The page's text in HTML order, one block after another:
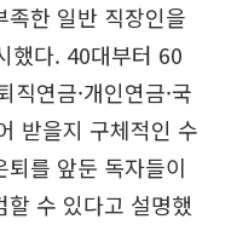
한 일반 직장인을
했다. 40대부터 60
연금·개인연금·국
받을지 구체적인 수
를 앞둔 독자들이
수 있다고 설명했